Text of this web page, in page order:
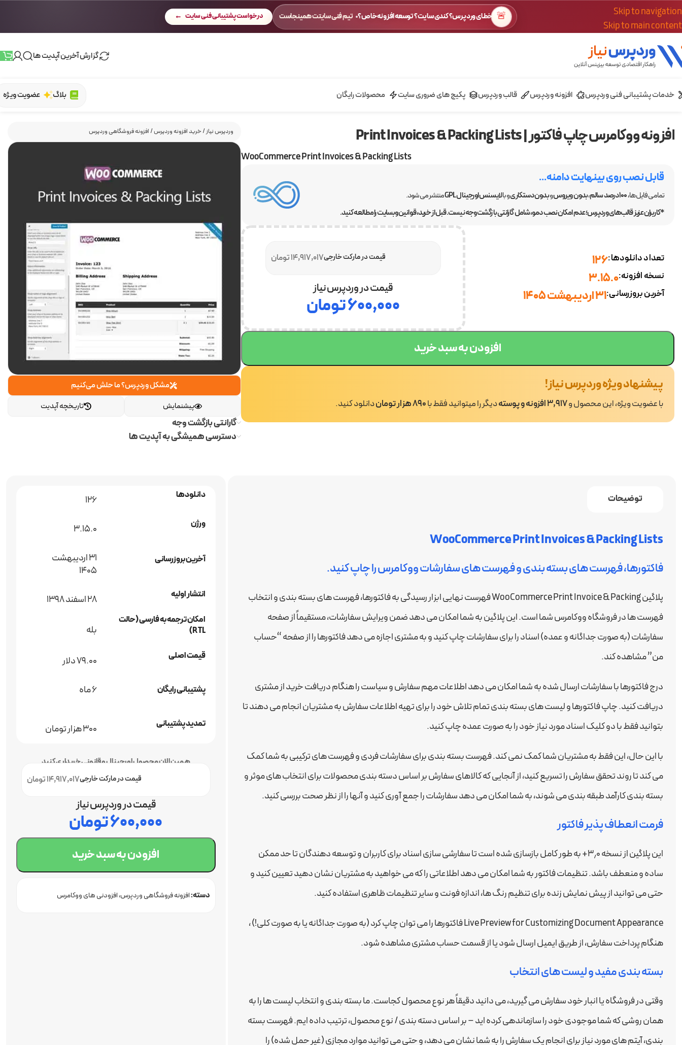
Skip to navigation
Skip to main content
🚨 خطای وردپرس؟ کندی سایت؟ توسعه افزونه خاص؟ تیم فنی سایتت همینجاست درخواست پشتیبانی فنی سایت
گزارش آخرین آپدیت ها
خدمات پشتیبانی فنی وردپرس افزونه وردپرس قالب وردپرس پکیج های ضروری سایت محصولات رایگان بلاگ عضویت ویژه
وردپرس نیاز/خرید افزونه وردپرس/ افزونه فروشگاهی وردپرس
مشکل وردپرس؟ ما حلش می‌کنیم
تاریخچه آپدیت
پیشنمایش
گارانتی بازگشت وجه
دسترسی همیشگی به آپدیت ها
افزونه ووکامرس چاپ فاکتور | Print Invoices & Packing Lists
WooCommerce Print Invoices & Packing Lists
قابل نصب روی بینهایت دامنه...
تمامی فایل ها،100 درصد سالم ،بدون ویروسوبدون دستکاریو بالایسنس اورجینال GPL
منتشر می شود.
*کاربران عزیز قالب‌های وردپرس؛ عدم امکان نصب دمو، شامل گارانتی بازگشت وجه نیست. قبل از خرید، قوانین وبسایت را مطالعه کنید.
تعداد دانلودها:126
نسخه افزونه:3.15.0
آخرین بروزرسانی:31 اردیبهشت 1405
14,917,017 تومانقیمت در مارکت خارجی
قیمت در وردپرس نیاز
۶۰۰,۰۰۰تومان
افزودن به سبد خرید
پیشنهاد ویژه وردپرس نیاز!
با عضویت ویژه، این محصول و3,917 افزونه و پوسته دیگر را میتوانید فقط با890 هزار تومان دانلود کنید.
توضیحات
WooCommerce Print Invoices & Packing Lists
فاکتورها، فهرست های بسته بندی و فهرست های سفارشات ووکامرس را چاپ کنید.
پلاگین WooCommerce Print Invoice & Packing فهرست نهایی ابزار رسیدگی به فاکتورها، فهرست های بسته بندی و انتخاب
فهرست ها در فروشگاه ووکامرس شما است. این پلاگین به شما امکان می دهد ضمن ویرایش سفارشات، مستقیماً از صفحه
سفارشات (به صورت جداگانه و عمده) اسناد را برای سفارشات چاپ کنید و به مشتری اجازه می دهد فاکتورها را از صفحه “حساب
من” مشاهده کند.
درج فاکتورها با سفارشات ارسال شده به شما امکان می دهد اطلاعات مهم سفارش و سیاست را هنگام دریافت خرید از مشتری
دریافت کنید. چاپ فاکتورها و لیست های بسته بندی تمام تلاش خود را برای تهیه اطلاعات سفارش به مشتریان انجام می دهند تا
بتوانید فقط با دو کلیک اسناد مورد نیاز خود را به صورت عمده چاپ کنید.
با این حال، این فقط به مشتریان شما کمک نمی کند. فهرست بسته بندی برای سفارشات فردی و فهرست های ترکیبی به شما کمک
می کند تا روند تحقق سفارش را تسریع کنید، از آنجایی که کالاهای سفارش بر اساس دسته بندی محصولات برای انتخاب های موثر و
بسته بندی کارآمد طبقه بندی می شوند، به شما امکان می دهد سفارشات را جمع آوری کنید و آنها را از نظر صحت بررسی کنید.
فرمت انعطاف پذیر فاکتور
این پلاگین از نسخه ۳٫۰+ به طور کامل بازسازی شده است تا سفارشی سازی اسناد برای کاربران و توسعه دهندگان تا حد ممکن
ساده و منعطف باشد. تنظیمات فاکتور به شما امکان می دهد اطلاعاتی را که می خواهید به مشتریان نشان دهید تعیین کنید و
حتی می توانید از پیش نمایش زنده برای تنظیم رنگ ها، اندازه فونت و سایر تنظیمات ظاهری استفاده کنید.
Live Preview for Customizing Document Appearance فاکتورها را می توان چاپ کرد (به صورت جداگانه یا به صورت کلی!) ،
هنگام پرداخت سفارش، از طریق ایمیل ارسال شود یا از قسمت حساب مشتری مشاهده شود.
بسته بندی مفید و لیست های انتخاب
وقتی در فروشگاه یا انبار خود سفارش می گیرید، می دانید دقیقاً هر نوع محصول کجاست. ما بسته بندی و انتخاب لیست ها را به
همان روشی که شما موجودی خود را سازماندهی کرده اید – بر اساس دسته بندی / نوع محصول، ترتیب داده ایم. فهرست بسته
بندی، آیتم های مورد نیاز برای انجام یک سفارش را به شما نشان می دهد، و حتی می توانید موارد مجازی (غیر حمل شده) را
دانلودها 126
ورژن 3.15.0
آخرین بروزرسانی
31 اردیبهشت
1405
انتشار اولیه 28 اسفند 1398
امکان ترجمه به فارسی (حالت
RTL)
بله
قیمت اصلی 79.00 دلار
پشتیبانی رایگان 6 ماه
تمدید پشتیبانی 300 هزار تومان
همین الان محصول اورجینال و قانونی خریداری کنید
14,917,017 تومانقیمت در مارکت خارجی
قیمت در وردپرس نیاز
۶۰۰,۰۰۰تومان
افزودن به سبد خرید
دسته:افزونه فروشگاهی وردپرس افزودنی های ووکامرس